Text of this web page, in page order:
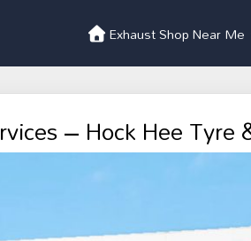
Exhaust Shop Near Me
– Hock Hee Tyre